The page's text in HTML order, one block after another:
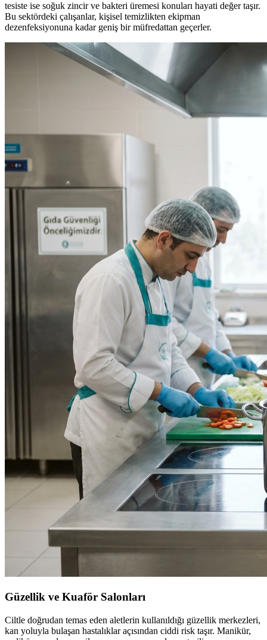
tesiste ise soğuk zincir ve bakteri üremesi konuları hayati değer taşır.
Bu sektördeki çalışanlar, kişisel temizlikten ekipman
dezenfeksiyonuna kadar geniş bir müfredattan geçerler.
Güzellik ve Kuaför Salonları
Ciltle doğrudan temas eden aletlerin kullanıldığı güzellik merkezleri,
kan yoluyla bulaşan hastalıklar açısından ciddi risk taşır. Manikür,